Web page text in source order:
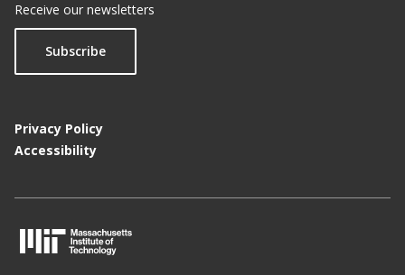
Receive our newsletters
Subscribe
Privacy Policy
Accessibility